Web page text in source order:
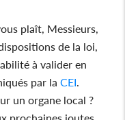
plaît, Messieurs,
de la loi,
à valider en
par laCEI
un organe local ?